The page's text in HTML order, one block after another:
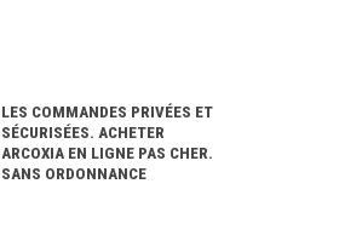
LES COMMANDES PRIVÉES ET
SÉCURISÉES. ACHETER
ARCOXIA EN LIGNE PAS CHER.
SANS ORDONNANCE